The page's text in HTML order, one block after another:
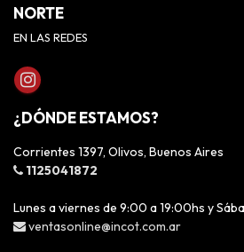
NORTE
EN LAS REDES
¿DÓNDE ESTAMOS?
Corrientes 1397, Olivos, Buenos Aires
1125041872
Lunes a viernes de 9:00 a 19:00hs y
ventasonline@incot.com.ar